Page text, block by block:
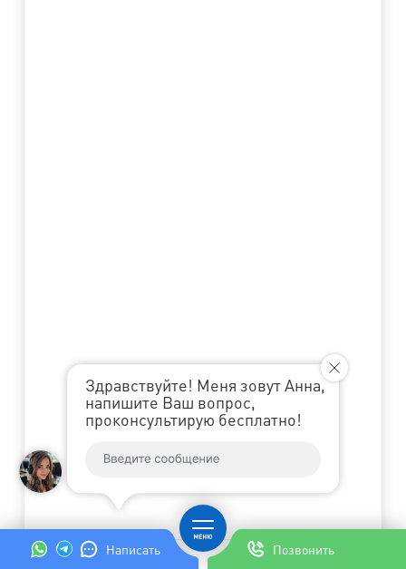
Написать Позвонить
Здравствуйте! Меня зовут Анна,
напишите Ваш вопрос,
проконсультирую бесплатно!
Готово 0%